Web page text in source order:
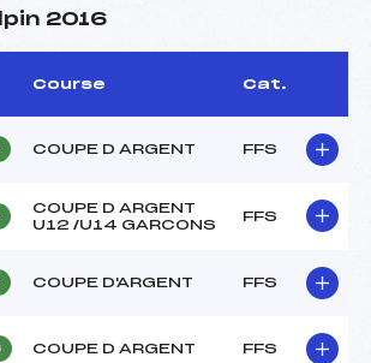
2016
Course Cat.
COUPE D ARGENT FFS
COUPE D ARGENT
U12 /U14 GARCONS
FFS
COUPE D'ARGENT FFS
COUPE D ARGENT FFS